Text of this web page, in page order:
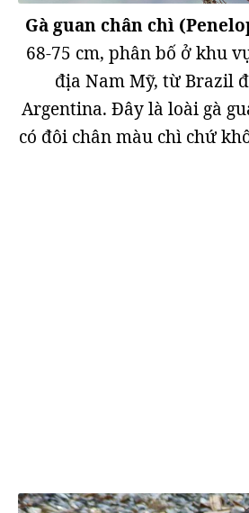
Gà guan chân chì
68-75 cm, phân bố ở khu
địa Nam Mỹ, từ Brazil
Argentina. Đây là loài gà
có đôi chân màu chì chứ